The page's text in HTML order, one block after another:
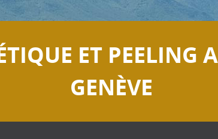
ET PEELING
GENÈVE